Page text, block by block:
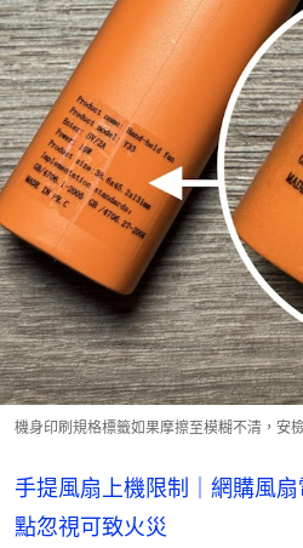
機身印刷規格標籤如果摩擦至模糊不清，安
手提風扇上機限制｜網購風
點忽視可致火災